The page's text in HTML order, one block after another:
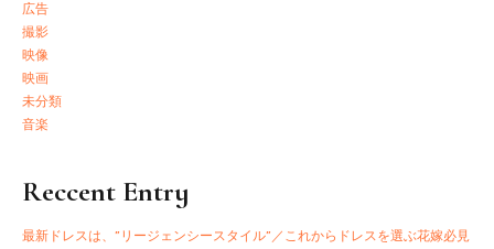
広告
撮影
映像
映画
未分類
音楽
Reccent Entry
最新ドレスは、”リージェンシースタイル”／これからドレスを選ぶ花嫁必見